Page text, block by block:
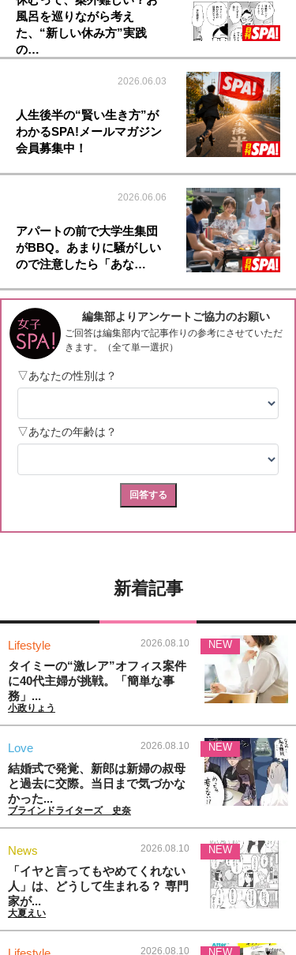
風呂を巡りながら考え
た、“新しい休み方”実践
の…
2026.06.03
人生後半の“賢い生き方”が
わかるSPA!メールマガジン
会員募集中！
2026.06.06
アパートの前で大学生集団
がBBQ。あまりに騒がしい
ので注意したら「あな…
新着記事
Lifestyle 2026.08.10
タイミーの“激レア”オフィス案件
に40代主婦が挑戦。「簡単な事
務」...
小政りょう
NEW
Love 2026.08.10
結婚式で発覚、新郎は新婦の叔母
と過去に交際。当日まで気づかな
かった...
ブラインドライターズ 史奈
NEW
News 2026.08.10
「イヤと言ってもやめてくれない
人」は、どうして生まれる？ 専門
家が...
大夏えい
NEW
2026.08.10 NEW